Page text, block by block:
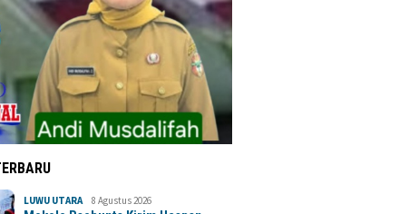
LUWU UTARA 8 Agustus 2026